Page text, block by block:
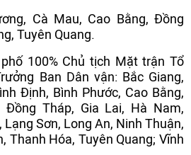
Cà Mau, Cao Bằng, Đồng
Tuyên Quang.
100% Chủ tịch Mặt trận Tổ
Ban Dân vận: Bắc Giang,
Định, Bình Phước, Cao Bằng,
Tháp, Gia Lai, Hà Nam,
Lạng Sơn, Long An, Ninh Thuận,
Thanh Hóa, Tuyên Quang; Vĩnh